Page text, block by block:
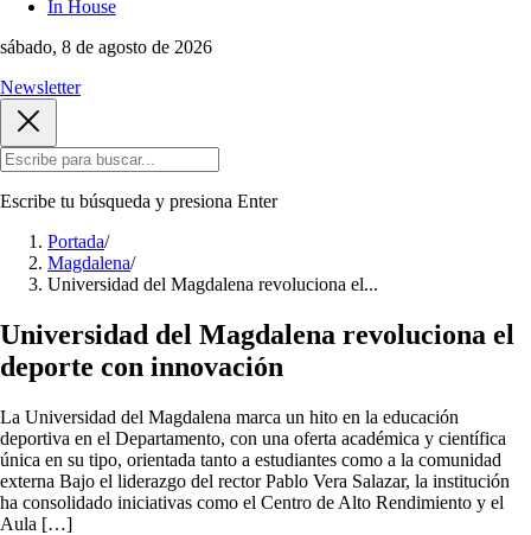
In House
sábado, 8 de agosto de 2026
Newsletter
Escribe tu búsqueda y presiona Enter
Portada/
Magdalena/
Universidad del Magdalena revoluciona el...
Universidad del Magdalena revoluciona el
deporte con innovación
La Universidad del Magdalena marca un hito en la educación
deportiva en el Departamento, con una oferta académica y científica
única en su tipo, orientada tanto a estudiantes como a la comunidad
externa Bajo el liderazgo del rector Pablo Vera Salazar, la institución
ha consolidado iniciativas como el Centro de Alto Rendimiento y el
Aula […]